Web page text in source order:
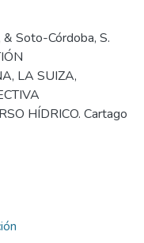
Soto-Córdoba, S.
LA SUIZA,
HÍDRICO. Cartago